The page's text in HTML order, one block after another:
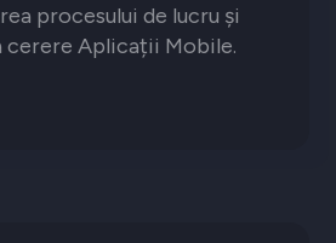
procesului de lucru și
cerere Aplicații Mobile.